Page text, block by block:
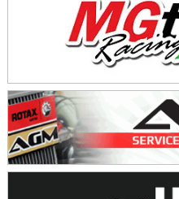
PATAGONICO - F6
Moto Club Reginense (Tierra)
Gral. E. Godoy (Río Negro)
CSK - F7
Juventud Unida (Tierra)
Humboldt (Santa Fe)
NORESTE SANTAFESINO - F6
Ciudad de Avellaneda (Asfalto)